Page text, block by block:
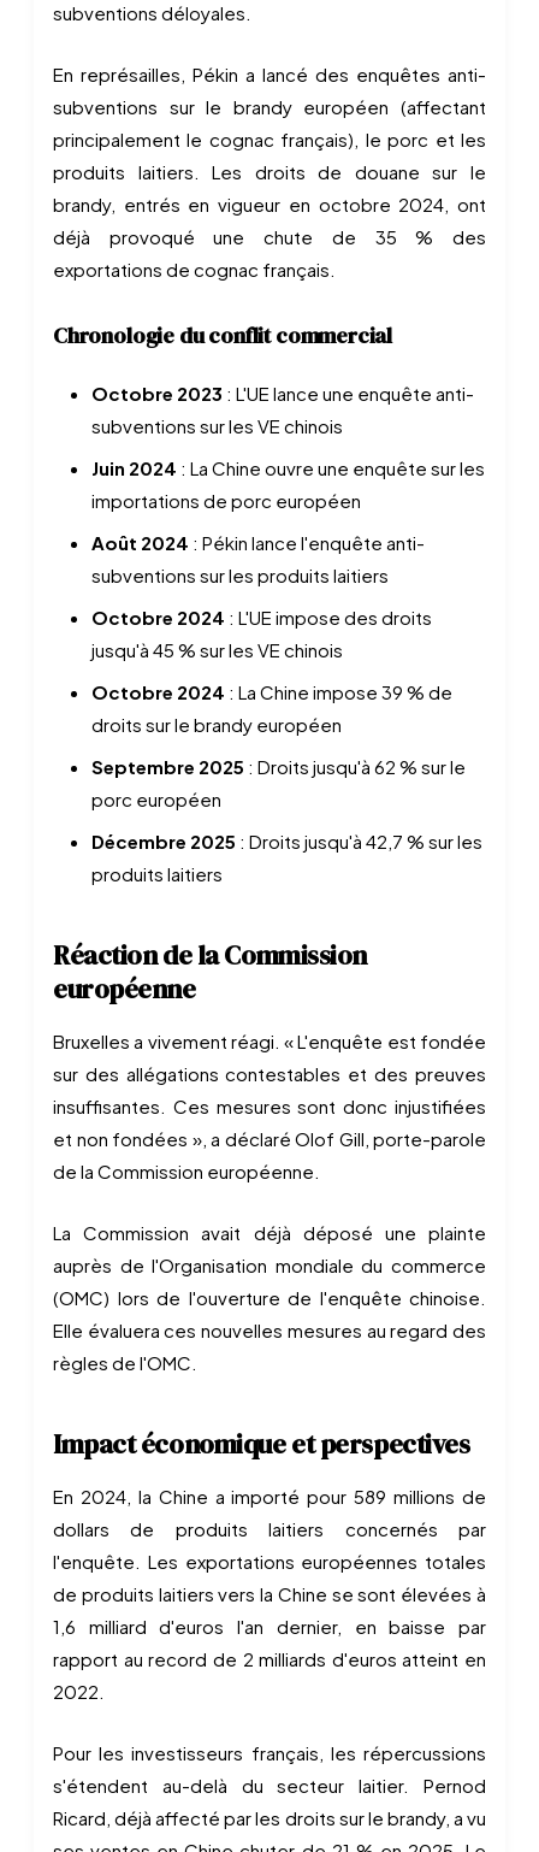
subventions déloyales.
En représailles, Pékin a lancé des enquêtes anti-
subventions sur le brandy européen (affectant
principalement le cognac français), le porc et les
produits laitiers. Les droits de douane sur le
brandy, entrés en vigueur en octobre 2024, ont
déjà provoqué une chute de 35 % des
exportations de cognac français.
Chronologie du conflit commercial
Octobre 2023 : L'UE lance une enquête anti-
subventions sur les VE chinois
Juin 2024 : La Chine ouvre une enquête sur les
importations de porc européen
Août 2024 : Pékin lance l'enquête anti-
subventions sur les produits laitiers
Octobre 2024 : L'UE impose des droits
jusqu'à 45 % sur les VE chinois
Octobre 2024 : La Chine impose 39 % de
droits sur le brandy européen
Septembre 2025 : Droits jusqu'à 62 % sur le
porc européen
Décembre 2025 : Droits jusqu'à 42,7 % sur les
produits laitiers
Réaction de la Commission
européenne
Bruxelles a vivement réagi. « L'enquête est fondée
sur des allégations contestables et des preuves
insuffisantes. Ces mesures sont donc injustifiées
et non fondées », a déclaré Olof Gill, porte-parole
de la Commission européenne.
La Commission avait déjà déposé une plainte
auprès de l'Organisation mondiale du commerce
(OMC) lors de l'ouverture de l'enquête chinoise.
Elle évaluera ces nouvelles mesures au regard des
règles de l'OMC.
Impact économique et perspectives
En 2024, la Chine a importé pour 589 millions de
dollars de produits laitiers concernés par
l'enquête. Les exportations européennes totales
de produits laitiers vers la Chine se sont élevées à
1,6 milliard d'euros l'an dernier, en baisse par
rapport au record de 2 milliards d'euros atteint en
2022.
Pour les investisseurs français, les répercussions
s'étendent au-delà du secteur laitier. Pernod
Ricard, déjà affecté par les droits sur le brandy, a vu